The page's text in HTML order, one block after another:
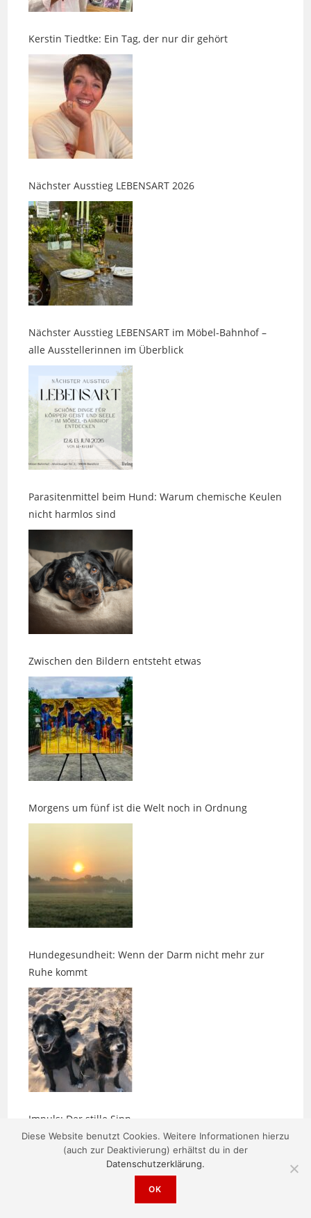
Kerstin Tiedtke: Ein Tag, der nur dir gehört
Nächster Ausstieg LEBENSART 2026
Nächster Ausstieg LEBENSART im Möbel-Bahnhof –
Parasitenmittel beim Hund: Warum chemische Keulen
Zwischen den Bildern entsteht etwas
Morgens um fünf ist die Welt noch in Ordnung
Hundegesundheit: Wenn der Darm nicht mehr zur
Impuls: Der stille Sinn
Diese Website benutzt Cookies. Weitere Informationen hierzu
(auch zur Deaktivierung) erhältst du in der
Datenschutzerklärung.
OK